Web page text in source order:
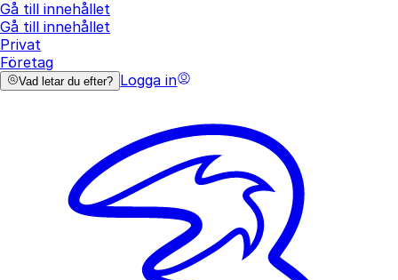
Gå till innehållet
Gå till innehållet
Privat
Företag
Vad letar du efter? Logga in